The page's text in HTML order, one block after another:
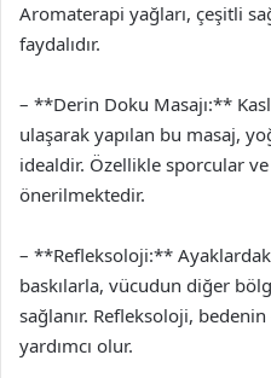
Aromaterapi yağları, çeşitli
faydalıdır.
– **Derin Doku Masajı:**
ulaşarak yapılan bu masaj,
idealdir. Özellikle sporcular
önerilmektedir.
– **Refleksoloji:**
baskılarla, vücudun diğer
sağlanır. Refleksoloji,
yardımcı olur.